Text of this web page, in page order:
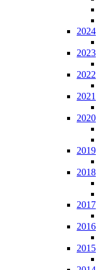
2024
2023
2022
2021
2020
2019
2018
2017
2016
2015